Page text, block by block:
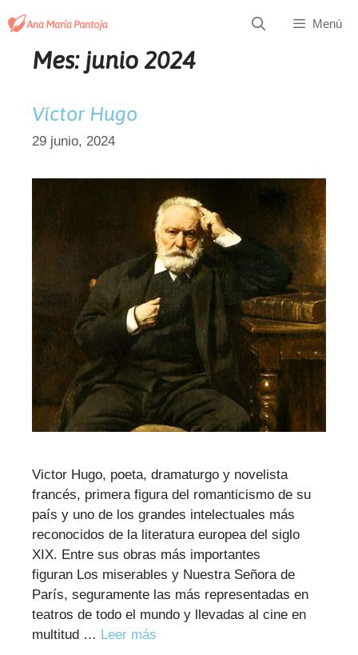
al
contenido
Menú
Mes: junio 2024
Víctor Hugo
29 junio, 2024
Victor Hugo, poeta, dramaturgo y novelista
francés, primera figura del romanticismo de su
país y uno de los grandes intelectuales más
reconocidos de la literatura europea del siglo
XIX. Entre sus obras más importantes
figuran Los miserables y Nuestra Señora de
París, seguramente las más representadas en
teatros de todo el mundo y llevadas al cine en
multitud … Leer más